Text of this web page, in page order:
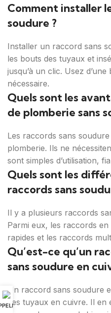
Comment installer
soudure ?
Installer un raccord sans
les bouts des tuyaux et
jusqu’à un clic. Usez
nécessaire.
Quels sont les
de plomberie sans
Les raccords sans
plomberie. Ils ne
sont simples d’utilisation,
Quels sont les
raccords sans
Il y a plusieurs raccords
Parmi eux, les raccords
rapides et les raccords
Qu’est-ce qu’un
sans soudure en
Un raccord sans soudure
des tuyaux en cuivre. Il en